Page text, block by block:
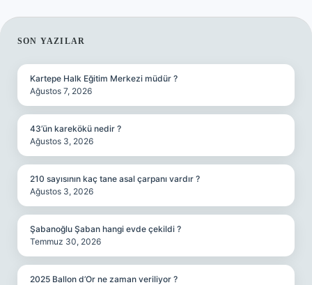
SIDEBAR
SON YAZILAR
Kartepe Halk Eğitim Merkezi müdür ?
Ağustos 7, 2026
43’ün karekökü nedir ?
Ağustos 3, 2026
210 sayısının kaç tane asal çarpanı vardır ?
Ağustos 3, 2026
Şabanoğlu Şaban hangi evde çekildi ?
Temmuz 30, 2026
2025 Ballon d’Or ne zaman veriliyor ?